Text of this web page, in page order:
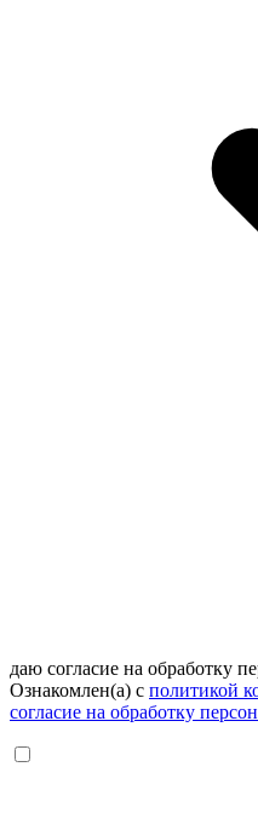
даю согласие на обработку
Ознакомлен(а) с политикой
согласие на обработку